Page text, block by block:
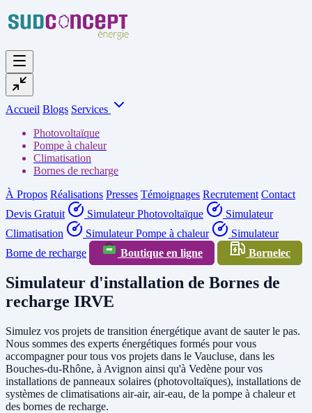
Accueil Blogs Services
Photovoltaïque
Pompe à chaleur
Climatisation
Bornes de recharge
À Propos Réalisations Presses Témoignages Recrutement Contact
Devis Gratuit
Simulateur Photovoltaïque
Simulateur
Climatisation
Simulateur Pompe à chaleur
Simulateur
Borne de recharge
Boutique en ligne Bornelec
Simulateur d'installation de Bornes de
recharge IRVE
Simulez vos projets de transition énergétique avant de sauter le pas.
Nous sommes des experts énergétiques formés pour vous
accompagner pour tous vos projets dans le Vaucluse, dans les
Bouches-du-Rhône, à Avignon ainsi qu'à Vedène pour vos
installations de panneaux solaires (photovoltaïques), installations de
systèmes de climatisations air-air, air-eau, de la pompe à chaleur et
des bornes de recharge.